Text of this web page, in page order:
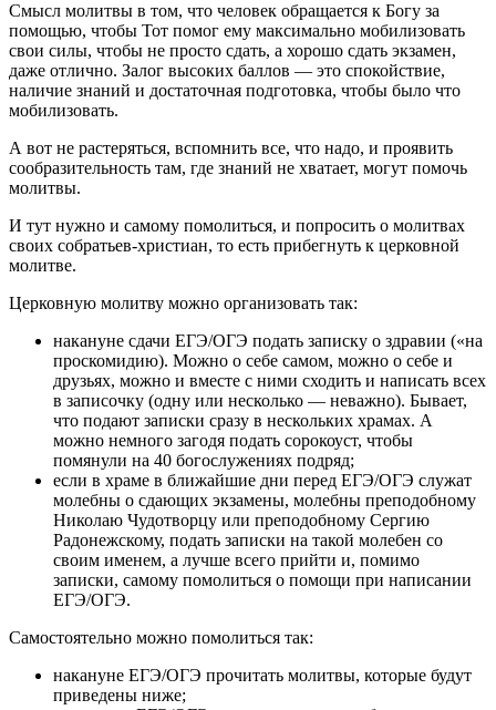
Смысл молитвы в том, что человек обращается к Богу за
помощью, чтобы Тот помог ему максимально мобилизовать
свои силы, чтобы не просто сдать, а хорошо сдать экзамен,
даже отлично. Залог высоких баллов — это спокойствие,
наличие знаний и достаточная подготовка, чтобы было что
мобилизовать.
А вот не растеряться, вспомнить все, что надо, и проявить
сообразительность там, где знаний не хватает, могут помочь
молитвы.
И тут нужно и самому помолиться, и попросить о молитвах
своих собратьев-христиан, то есть прибегнуть к церковной
молитве.
Церковную молитву можно организовать так:
накануне сдачи ЕГЭ/ОГЭ подать записку о здравии («на
проскомидию). Можно о себе самом, можно о себе и
друзьях, можно и вместе с ними сходить и написать всех
в записочку (одну или несколько — неважно). Бывает,
что подают записки сразу в нескольких храмах. А
можно немного загодя подать сорокоуст, чтобы
помянули на 40 богослужениях подряд;
если в храме в ближайшие дни перед ЕГЭ/ОГЭ служат
молебны о сдающих экзамены, молебны преподобному
Николаю Чудотворцу или преподобному Сергию
Радонежскому, подать записки на такой молебен со
своим именем, а лучше всего прийти и, помимо
записки, самому помолиться о помощи при написании
ЕГЭ/ОГЭ.
Самостоятельно можно помолиться так:
накануне ЕГЭ/ОГЭ прочитать молитвы, которые будут
приведены ниже;